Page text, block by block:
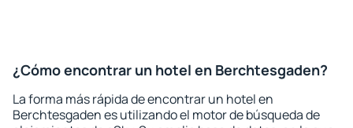
¿Cómo encontrar un hotel en Berchtesgaden?
La forma más rápida de encontrar un hotel en
Berchtesgaden es utilizando el motor de búsqueda de